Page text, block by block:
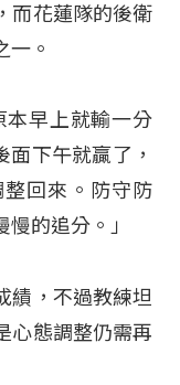
而花蓮隊的後衛
一。
本早上就輸一分
下午就贏了，
回來。防守防
的追分。」
績，不過教練坦
心態調整仍需再